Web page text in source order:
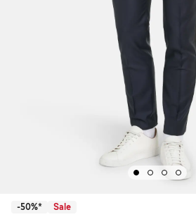
-50%* Sale